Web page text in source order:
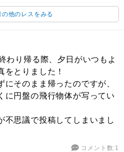
の他のレスをみる
わり帰る際、夕日がいつもよ
をとりました！
そのまま帰ったのですが、
に円盤の飛行物体が写ってい
不思議で投稿してしまいまし
コメント数:1